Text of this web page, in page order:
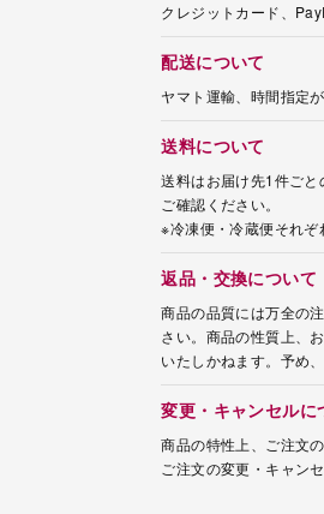
クレジットカード、
配送について
ヤマト運輸、時間指定
送料について
送料はお届け先1件ご
ご確認ください。
※冷凍便・冷蔵便それ
返品・交換について
商品の品質には万全の
さい。商品の性質上、
いたしかねます。予め
変更・キャンセルに
商品の特性上、ご注文
ご注文の変更・キャンセ